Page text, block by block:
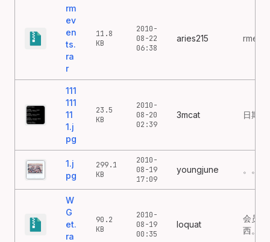
rm
ev
en
ts.
ra
r
11.8
KB
2010-
08-22
06:38
aries215
111
111
11
1.j
pg
23.5
KB
2010-
08-20
02:39
3mcat 日期
1.j
pg
299.1
KB
2010-
08-19
17:09
youngjune 。。。
W
G
et.
ra
90.2
KB
2010-
08-19
00:35
loquat
会员
西。。